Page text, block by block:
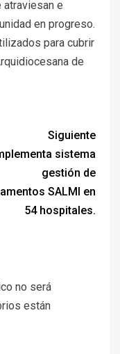
e
en progreso.
para cubrir
de
Siguiente
sistema
gestión de
SALMI en
54 hospitales.
no será
están